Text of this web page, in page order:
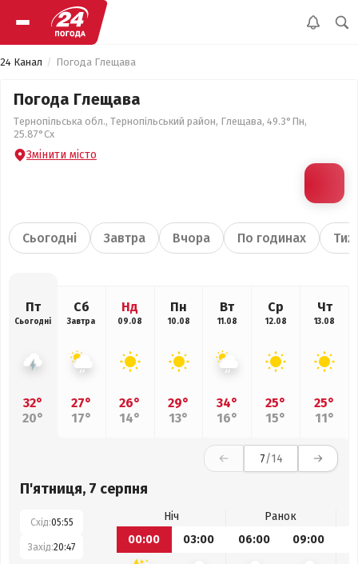
24 Канал Погода Глещава
Погода Глещава
Тернопільська обл., Тернопільський район, Глещава, 49.3°Пн,
25.87°Сх
Змінити місто
Сьогодні Завтра Вчора По годинах
Пт
Сьогодні
32°
20°
Сб
Завтра
27°
17°
Нд
09.08
26°
14°
Пн
10.08
29°
13°
Вт
11.08
34°
16°
Ср
12.08
25°
15°
Чт
13.08
25°
11°
7/14
П'ятниця, 7 серпня
Схід:05:55
Захід:20:47
Ніч
Ранок
00:00
03:00 06:00 09:00